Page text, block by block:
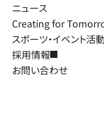
ニュース
Creating for
スポーツ・イベント活動
採用情報
お問い合わせ